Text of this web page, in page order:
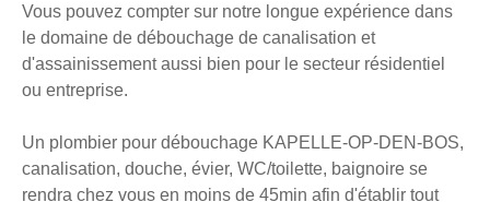
Vous pouvez compter sur notre longue expérience dans
le domaine de débouchage de canalisation et
d'assainissement aussi bien pour le secteur résidentiel
ou entreprise.
Un plombier pour débouchage KAPELLE-OP-DEN-BOS,
canalisation, douche, évier, WC/toilette, baignoire se
rendra chez vous en moins de 45min afin d'établir tout